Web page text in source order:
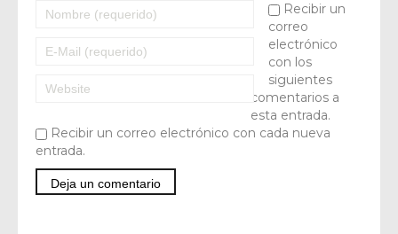
Recibir un
correo
electrónico
con los
siguientes
comentarios a
esta entrada.
Recibir un correo electrónico con cada nueva
entrada.